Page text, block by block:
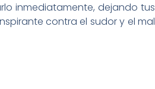
inmediatamente, dejando tus
contra el sudor y el mal